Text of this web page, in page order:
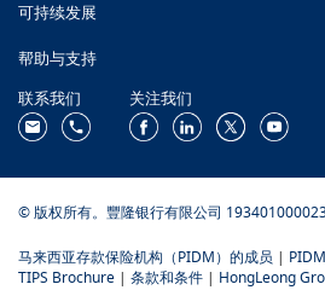
可持续发展
帮助与支持
联系我们
关注我们
© 版权所有。豐隆银行有限公司
马来西亚存款保险机构（PIDM）的成员 |
TIPS Brochure | 条款和条件 | HongLeong